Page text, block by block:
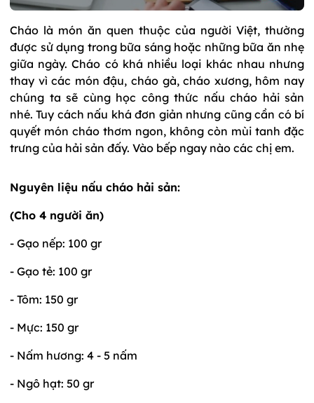
Cháo là món ăn quen thuộc của người Việt, thường
được sử dụng trong bữa sáng hoặc những bữa ăn nhẹ
giữa ngày. Cháo có khá nhiều loại khác nhau nhưng
thay vì các món đậu, cháo gà, cháo xương, hôm nay
chúng ta sẽ cùng học công thức nấu cháo hải sản
nhé. Tuy cách nấu khá đơn giản nhưng cũng cần có bí
quyết món cháo thơm ngon, không còn mùi tanh đặc
trưng của hải sản đấy. Vào bếp ngay nào các chị em.
Nguyên liệu nấu cháo hải sản:
(Cho 4 người ăn)
- Gạo nếp: 100 gr
- Gạo tẻ: 100 gr
- Tôm: 150 gr
- Mực: 150 gr
- Nấm hương: 4 - 5 nấm
- Ngô hạt: 50 gr